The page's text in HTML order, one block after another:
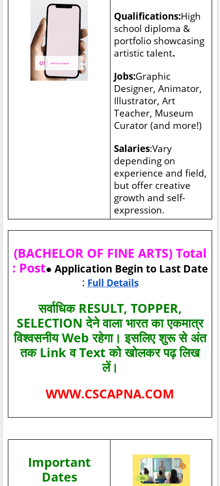
Qualifications:High
school diploma &
portfolio showcasing
artistic talent.
Jobs:Graphic
Designer, Animator,
Illustrator, Art
Teacher, Museum
Curator (and more!)
Salaries:Vary
depending on
experience and field,
but offer creative
growth and self-
expression.
(BACHELOR OF FINE ARTS) Total
: Post● Application Begin to Last Date
: Full Details
सर्वाधिक RESULT, TOPPER,
SELECTION देने वाला भारत का एकमात्र
विश्‍वसनीय Web रहेगा। इसलिए शुरू से अंत
तक Link व Text को खोलकर पढ़ लिख
लें।
WWW.CSCAPNA.COM
Important
Dates